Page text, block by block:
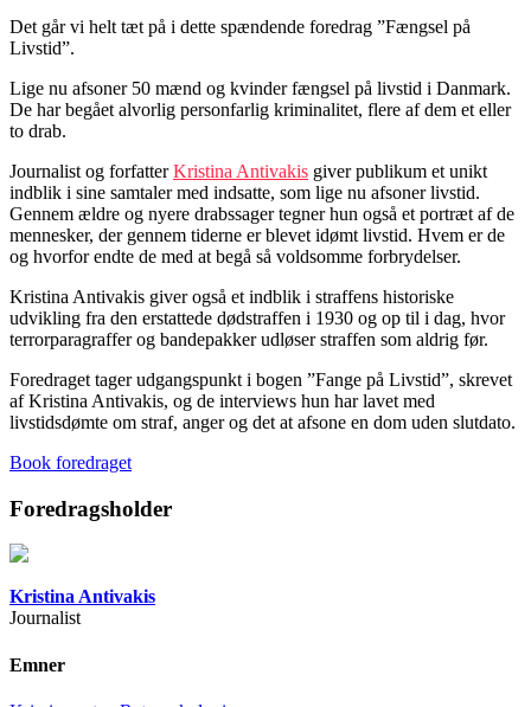
Det går vi helt tæt på i dette spændende foredrag ”Fængsel på
Livstid”.
Lige nu afsoner 50 mænd og kvinder fængsel på livstid i Danmark.
De har begået alvorlig personfarlig kriminalitet, flere af dem et eller
to drab.
Journalist og forfatterKristina Antivakis giver publikum et unikt
indblik i sine samtaler med indsatte, som lige nu afsoner livstid.
Gennem ældre og nyere drabssager tegner hun også et portræt af de
mennesker, der gennem tiderne er blevet idømt livstid. Hvem er de
og hvorfor endte de med at begå så voldsomme forbrydelser.
Kristina Antivakis giver også et indblik i straffens historiske
udvikling fra den erstattede dødstraffen i 1930 og op til i dag, hvor
terrorparagraffer og bandepakker udløser straffen som aldrig før.
Foredraget tager udgangspunkt i bogen ”Fange på Livstid”, skrevet
af Kristina Antivakis, og de interviews hun har lavet med
livstidsdømte om straf, anger og det at afsone en dom uden slutdato.
Book foredraget
Foredragsholder
Kristina Antivakis
Journalist
Emner